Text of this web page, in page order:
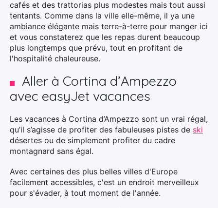
cafés et des trattorias plus modestes mais tout aussi
tentants. Comme dans la ville elle-même, il ya une
ambiance élégante mais terre-à-terre pour manger ici
et vous constaterez que les repas durent beaucoup
plus longtemps que prévu, tout en profitant de
l'hospitalité chaleureuse.
Aller à Cortina d’Ampezzo
avec easyJet vacances
Les vacances à Cortina d’Ampezzo sont un vrai régal,
qu’il s’agisse de profiter des fabuleuses pistes de ski
désertes ou de simplement profiter du cadre
montagnard sans égal.
Avec certaines des plus belles villes d'Europe
facilement accessibles, c'est un endroit merveilleux
pour s'évader, à tout moment de l'année.
Rechercher